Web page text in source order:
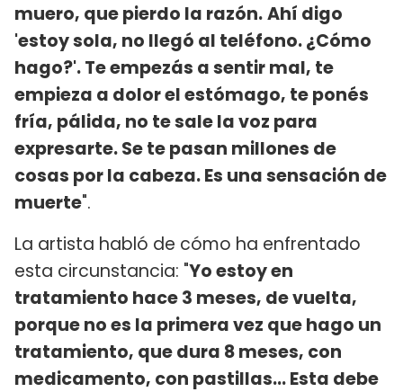
muero, que pierdo la razón.Ahí digo
'estoy sola, no llegó al teléfono. ¿Cómo
hago?'. Te empezás a sentir mal, te
empieza a dolor el estómago, te ponés
fría, pálida, no te sale la voz para
expresarte. Se te pasan millones de
cosas por la cabeza. Es una sensación de
muerte".
La artista habló de cómo ha enfrentado
esta circunstancia: "Yo estoy en
tratamiento hace 3 meses, de vuelta,
porque no es la primera vez que hago un
tratamiento, que dura 8 meses, con
medicamento, con pastillas… Esta debe